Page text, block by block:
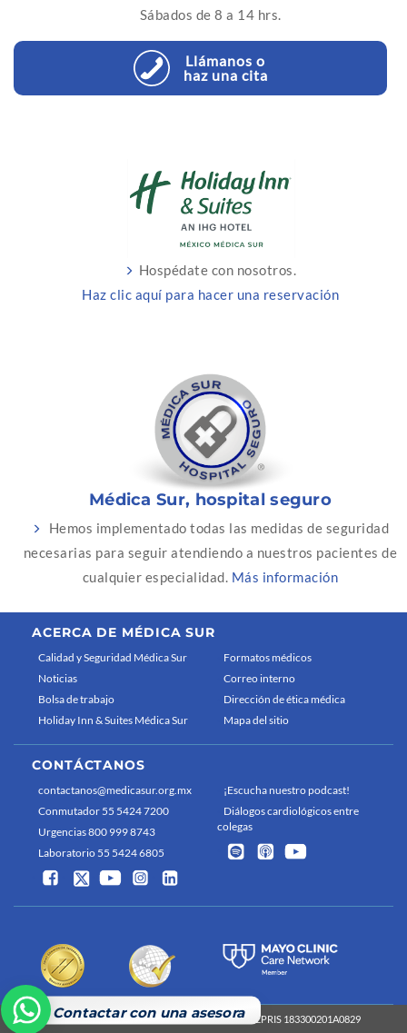
Sábados de 8 a 14 hrs.
Llámanos o
haz una cita
Hospédate con nosotros.
Haz clic aquí para hacer una reservación
Médica Sur, hospital seguro
Hemos implementado todas las medidas de seguridad
necesarias para seguir atendiendo a nuestros pacientes de
cualquier especialidad. Más información
Contactar con una asesora
ACERCA DE MÉDICA SUR
Calidad y Seguridad Médica Sur
Noticias
Bolsa de trabajo
Holiday Inn & Suites Médica Sur
Formatos médicos
Correo interno
Dirección de ética médica
Mapa del sitio
CONTÁCTANOS
contactanos@medicasur.org.mx
Conmutador 55 5424 7200
Urgencias 800 999 8743
Laboratorio 55 5424 6805
¡Escucha nuestro podcast!
Diálogos cardiológicos entre
colegas
Médica Sur 2026 Derechos reservados
COFEPRIS 183300201A0829